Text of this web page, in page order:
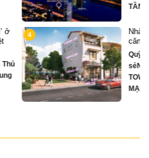
TẦNG MẶT...
Nhà phố bên sông Hàn, ngay sát toà
căn hộ cao cấp S3 gần ngay mặt sông
Quỹ căn VipTin Tức 2024-08-28Chia
sẻNHÀ PHỐ BÊN SÔNG HÀN
TOWNHOUSE KINH DOANH THƯƠNG